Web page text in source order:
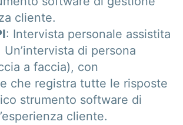
cliente.
: Intervista personale assistita
di persona
a faccia), con
che registra tutte le risposte
strumento software di
cliente.